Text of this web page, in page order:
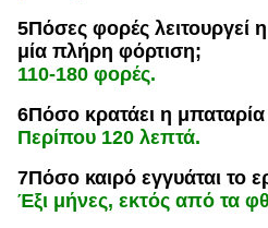
5Πόσες φορές λειτουργεί
μία πλήρη φόρτιση;
110-180 φορές.
6Πόσο κρατάει η μπαταρία
Περίπου 120 λεπτά.
7Πόσο καιρό εγγυάται το
Έξι μήνες, εκτός από τα